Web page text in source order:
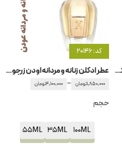
عطر ادکلن زنانه ژانپول گوتیه زنانه کلاسیک
کد: 20146
عطر ادکلن زنانه و مردانه اودن زرجوف-زرژف
1,850,000تومان –
4,100,000تومان
حجم
100ML
35ML
55ML